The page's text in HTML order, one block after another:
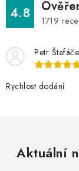
s
u4.8 1719
Petr
Rychlost dodání
Aktuální